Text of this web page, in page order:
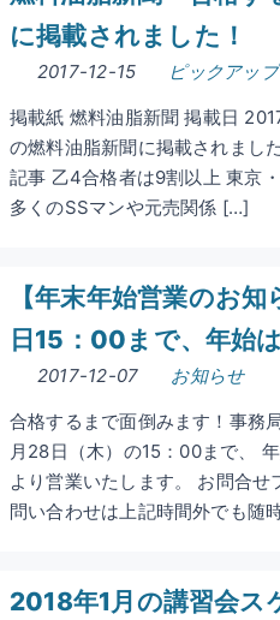
に掲載されました！
2017-12-15
ピックアップ
掲載紙 燃料油脂新聞 掲載日
の燃料油脂新聞に掲載されまし
記事 乙4合格者は9割以上 東京
多くのSSマンや元売関係 […]
【年末年始営業のお
日15：00まで、年始
2017-12-07
お知らせ
合格するまで面倒みます！事務
月28日（木）の15：00まで、
より営業いたします。 お問合
問い合わせは上記時間外でも随
2018年1月の講習会ス